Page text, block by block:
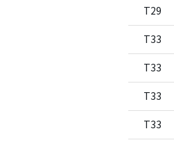
T29
T33
T33
T33
T33